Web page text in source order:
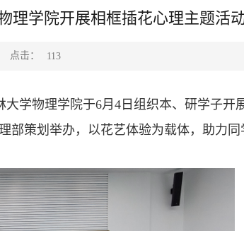
理学院开展相框插花心理主题活
点击： 113
学物理学院于6月4日组织本、研学子开
部策划举办，以花艺体验为载体，助力同